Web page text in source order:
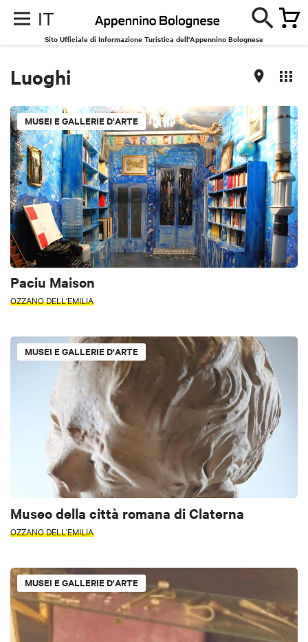
IT
Sito Ufficiale di Informazione Turistica dell'Appennino Bolognese
Luoghi
MUSEI E GALLERIE D'ARTE
Paciu Maison
OZZANO DELL'EMILIA
MUSEI E GALLERIE D'ARTE
Museo della città romana di Claterna
OZZANO DELL'EMILIA
MUSEI E GALLERIE D'ARTE